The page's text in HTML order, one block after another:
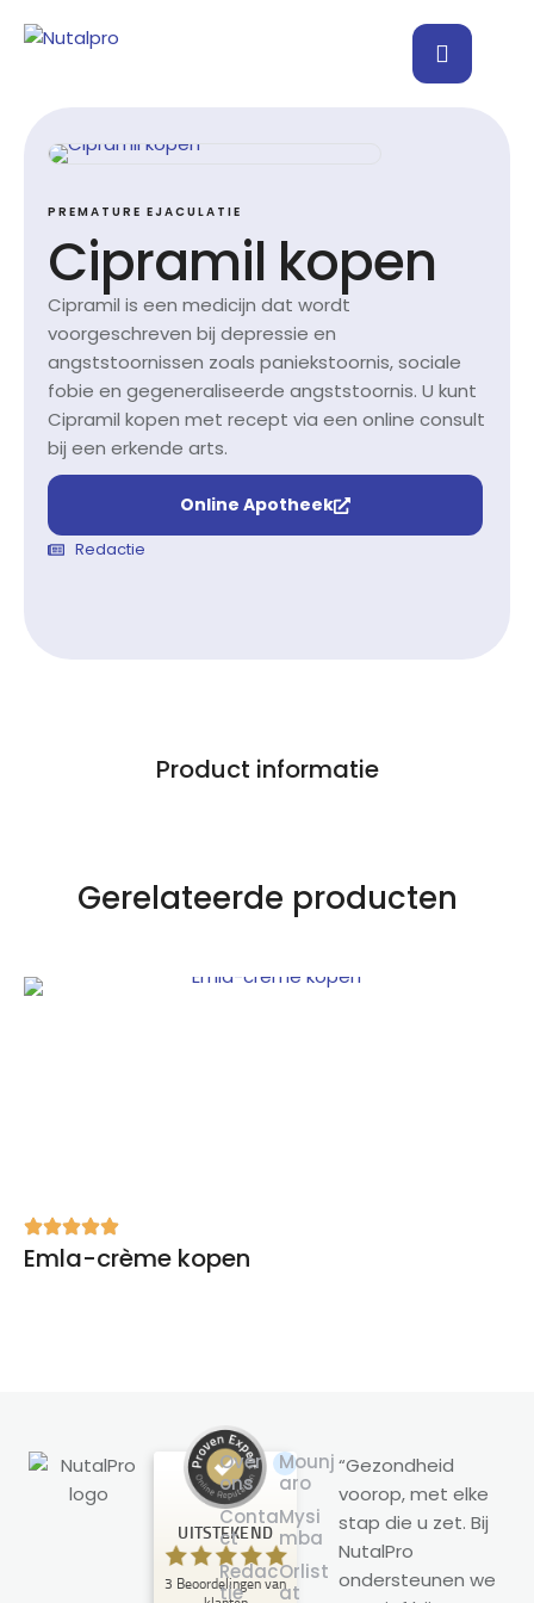
PREMATURE EJACULATIE
Cipramil kopen
Cipramil is een medicijn dat wordt
voorgeschreven bij depressie en
angststoornissen zoals paniekstoornis, sociale
fobie en gegeneraliseerde angststoornis. U kunt
Cipramil kopen met recept via een online consult
bij een erkende arts.
Online Apotheek
Redactie
Product informatie
Gerelateerde producten
Emla-crème kopen
UITSTEKEND
3 Beoordelingen van
Klantbeoordelingen en ervaringen
voor
NutalPro
UITSTEKEND
Over
ons
Conta
ct
Redac
tie
Mounj
aro
Mysi
mba
Orlist
at
“Gezondheid
voorop, met elke
stap die u zet. Bij
NutalPro
ondersteunen we